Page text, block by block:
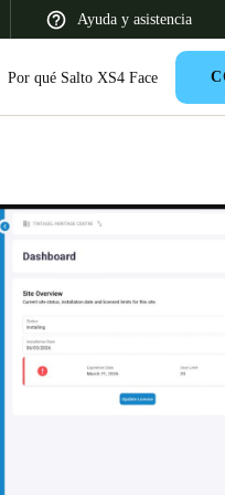
Ayuda y asistencia
Asia Pacific
United
English
Por qué Salto XS4 Face